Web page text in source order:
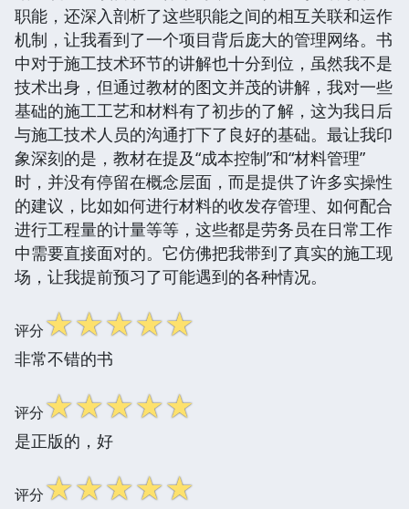
职能，还深入剖析了这些职能之间的相互关联和运作
机制，让我看到了一个项目背后庞大的管理网络。书
中对于施工技术环节的讲解也十分到位，虽然我不是
技术出身，但通过教材的图文并茂的讲解，我对一些
基础的施工工艺和材料有了初步的了解，这为我日后
与施工技术人员的沟通打下了良好的基础。最让我印
象深刻的是，教材在提及“成本控制”和“材料管理”
时，并没有停留在概念层面，而是提供了许多实操性
的建议，比如如何进行材料的收发存管理、如何配合
进行工程量的计量等等，这些都是劳务员在日常工作
中需要直接面对的。它仿佛把我带到了真实的施工现
场，让我提前预习了可能遇到的各种情况。
评分☆☆☆☆☆
非常不错的书
评分☆☆☆☆☆
是正版的，好
评分☆☆☆☆☆